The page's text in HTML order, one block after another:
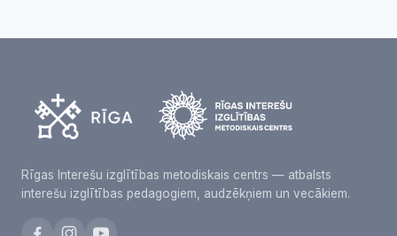
Rīgas Interešu izglītības metodiskais centrs — atbalsts
interešu izglītības pedagogiem, audzēkņiem un vecākiem.